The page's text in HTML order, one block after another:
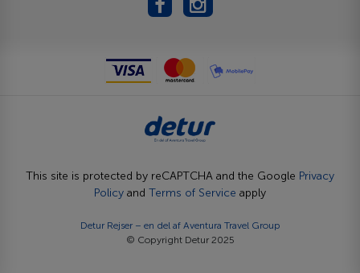
This site is protected by reCAPTCHA and the Google Privacy
Policy and Terms of Service apply
Detur Rejser – en del af Aventura Travel Group
© Copyright Detur 2025